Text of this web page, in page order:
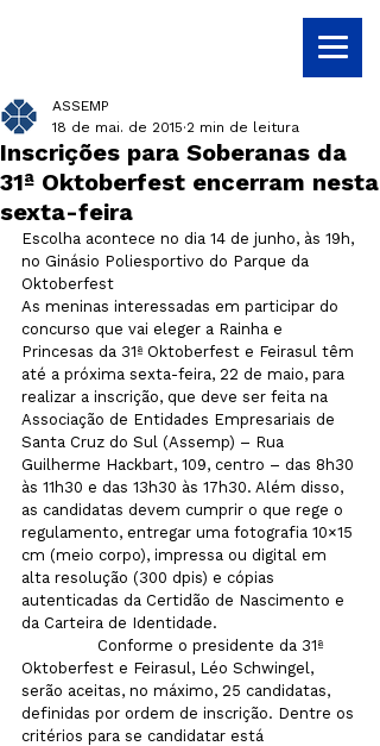
Inscrições para Soberanas da
31ª Oktoberfest encerram nesta
sexta-feira
ASSEMP
18 de mai. de 2015 2 min de leitura
Escolha acontece no dia 14 de junho, às 19h,
no Ginásio Poliesportivo do Parque da
Oktoberfest
As meninas interessadas em participar do
concurso que vai eleger a Rainha e
Princesas da 31ª Oktoberfest e Feirasul têm
até a próxima sexta-feira, 22 de maio, para
realizar a inscrição, que deve ser feita na
Associação de Entidades Empresariais de
Santa Cruz do Sul (Assemp) – Rua
Guilherme Hackbart, 109, centro – das 8h30
às 11h30 e das 13h30 às 17h30. Além disso,
as candidatas devem cumprir o que rege o
regulamento, entregar uma fotografia 10×15
cm (meio corpo), impressa ou digital em
alta resolução (300 dpis) e cópias
autenticadas da Certidão de Nascimento e
da Carteira de Identidade.
Conforme o presidente da 31ª
Oktoberfest e Feirasul, Léo Schwingel,
serão aceitas, no máximo, 25 candidatas,
definidas por ordem de inscrição. Dentre os
critérios para se candidatar está